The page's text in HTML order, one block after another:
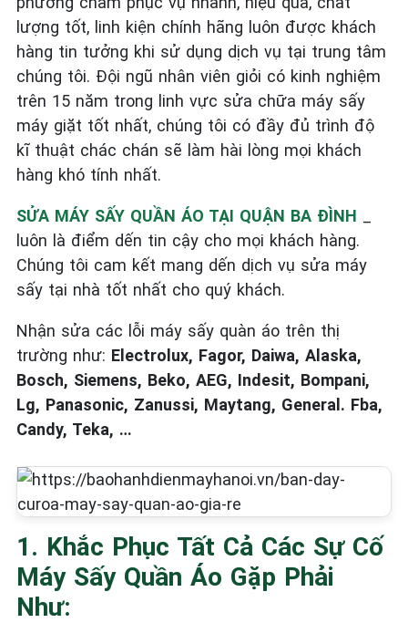
lượng tốt, linh kiện chính hãng luôn được khách
hàng tin tưởng khi sử dụng dịch vụ tại trung tâm
chúng tôi. Đội ngũ nhân viên giỏi có kinh nghiệm
trên 15 năm trong linh vực sửa chữa máy sấy
máy giặt tốt nhất, chúng tôi có đầy đủ trình độ
kĩ thuật chác chán sẽ làm hài lòng mọi khách
hàng khó tính nhất.
SỬA MÁY SẤY QUẦN ÁO TẠI QUẬN BA ĐÌNH
luôn là điểm dến tin cậy cho mọi khách hàng.
Chúng tôi cam kết mang dến dịch vụ sửa máy
sấy tại nhà tốt nhất cho quý khách.
Nhận sửa các lỗi máy sấy quàn áo trên thị
trường như: Electrolux, Fagor, Daiwa, Alaska,
Bosch, Siemens, Beko, AEG, Indesit, Bompani,
Lg, Panasonic, Zanussi, Maytang, General. Fba,
Candy, Teka, …
1. Khắc Phục Tất Cả Các Sự Cố
Máy Sấy Quần Áo Gặp Phải
Như: